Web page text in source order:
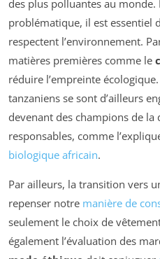
des plus polluantes au
problématique, il est essentiel
respectent l’environnement.
matières premières comme le
réduire l’empreinte
tanzaniens se sont d’ailleurs
devenant des champions de
responsables, comme
biologique africain.
Par ailleurs, la transition vers
repenser notre manière de
seulement le choix de
également l’évaluation des